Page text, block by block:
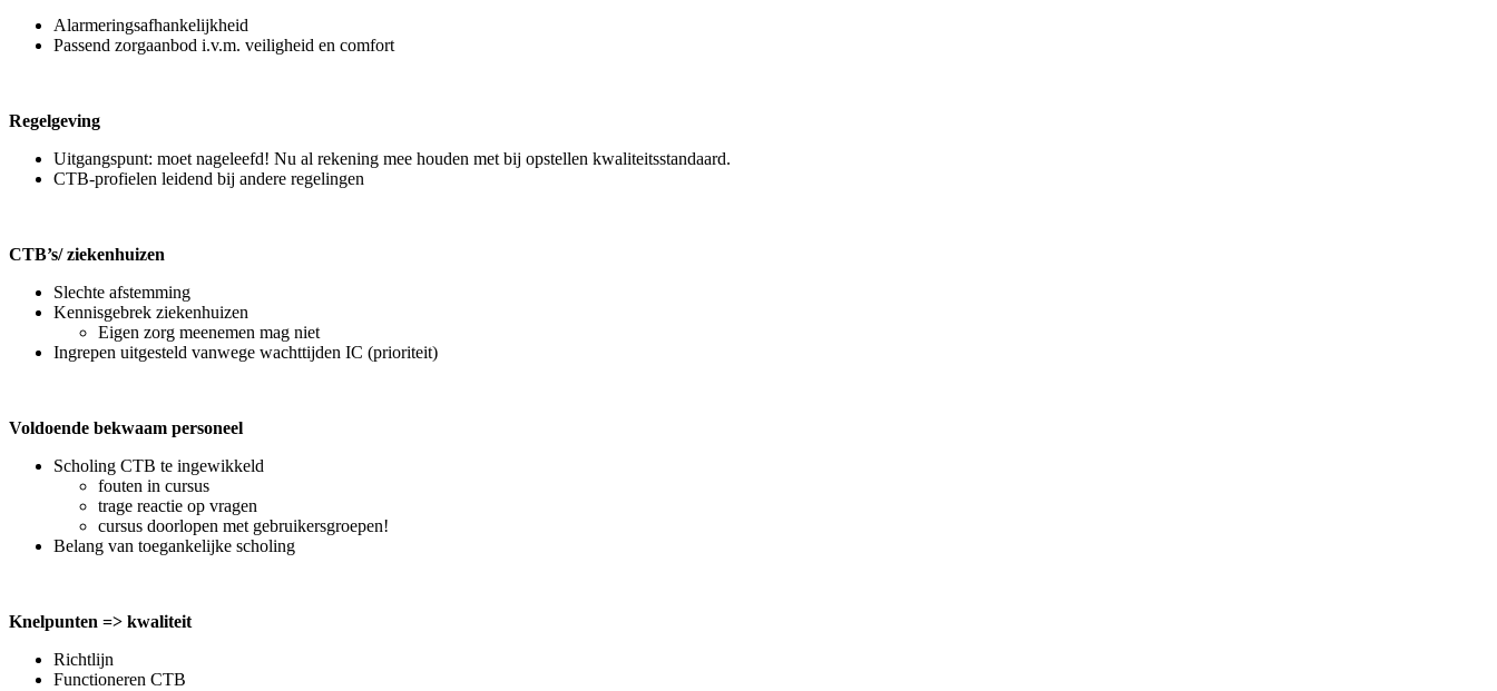
Alarmeringsafhankelijkheid
Passend zorgaanbod i.v.m. veiligheid en comfort
Regelgeving
Uitgangspunt: moet nageleefd! Nu al rekening mee houden met bij opstellen kwaliteitsstandaard.
CTB-profielen leidend bij andere regelingen
CTB’s/ ziekenhuizen
Slechte afstemming
Kennisgebrek ziekenhuizen
Eigen zorg meenemen mag niet
Ingrepen uitgesteld vanwege wachttijden IC (prioriteit)
Voldoende bekwaam personeel
Scholing CTB te ingewikkeld
fouten in cursus
trage reactie op vragen
cursus doorlopen met gebruikersgroepen!
Belang van toegankelijke scholing
Knelpunten => kwaliteit
Richtlijn
Functioneren CTB